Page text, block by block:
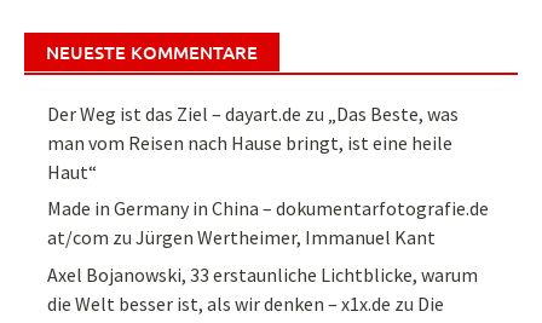
NEUESTE KOMMENTARE
Der Weg ist das Ziel – dayart.de zu „Das Beste, was
man vom Reisen nach Hause bringt, ist eine heile
Haut“
Made in Germany in China – dokumentarfotografie.de
at/com zuJürgen Wertheimer, Immanuel Kant
Axel Bojanowski, 33 erstaunliche Lichtblicke, warum
die Welt besser ist, als wir denken – x1x.de zu Die